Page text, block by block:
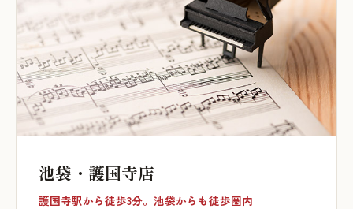
池袋・護国寺店
護国寺駅から徒歩3分。池袋からも徒歩圏内